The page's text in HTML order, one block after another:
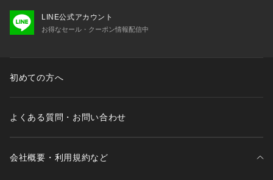
LINE公式アカウント
お得なセール・クーポン情報配信中
初めての方へ
よくある質問・お問い合わせ
会社概要・利用規約など